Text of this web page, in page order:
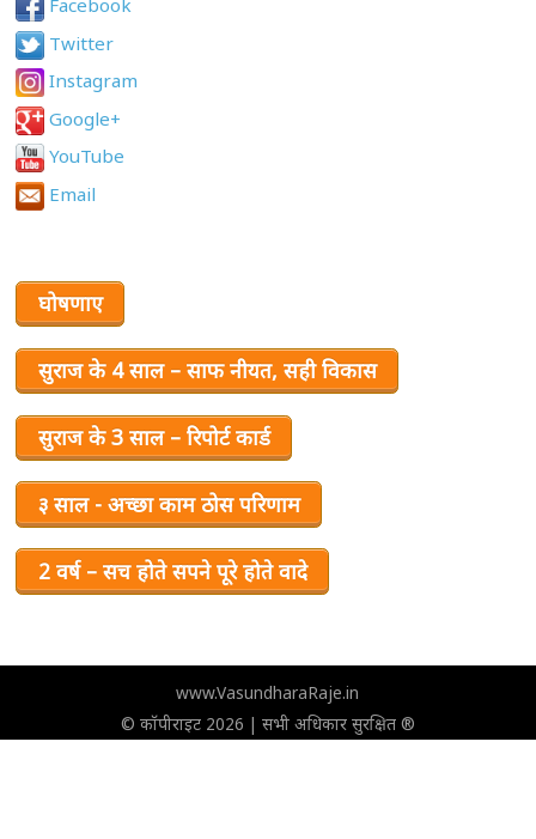
Facebook
Twitter
Instagram
Google+
YouTube
Email
घोषणाए
सुराज के 4 साल – साफ नीयत, सही विकास
सुराज के 3 साल – रिपोर्ट कार्ड
३ साल - अच्छा काम ठोस परिणाम
2 वर्ष – सच होते सपने पूरे होते वादे
www.VasundharaRaje.in
© कॉपीराइट 2026 | सभी अधिकार सुरक्षित ®